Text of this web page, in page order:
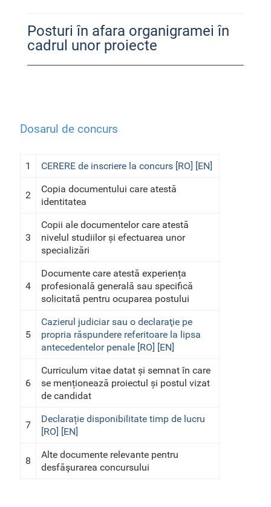
Posturi în afara organigramei în
cadrul unor proiecte
Dosarul de concurs
1 CERERE de inscriere la concurs [RO] [EN]
2
Copia documentului care atestă
identitatea
3
Copii ale documentelor care atestă
nivelul studiilor și efectuarea unor
specializări
4
Documente care atestă experiența
profesională generală sau specifică
solicitată pentru ocuparea postului
5
Cazierul judiciar sau o declaraţie pe
propria răspundere referitoare la lipsa
antecedentelor penale [RO] [EN]
6
Curriculum vitae datat și semnat în care
se menționează proiectul și postul vizat
de candidat
7
Declarație disponibilitate timp de lucru
[RO] [EN]
8
Alte documente relevante pentru
desfăşurarea concursului